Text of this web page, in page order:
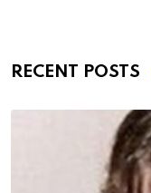
RECENT POSTS